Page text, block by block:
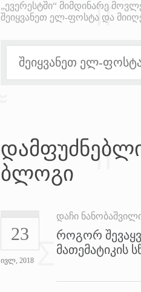
„ევერესტში“ მიმდინარე
შეიყვანეთ ელ-ფოსტა და
ბლოგი
23
ივლ, 2018
დაჩი
როგორ
მათემატიკის